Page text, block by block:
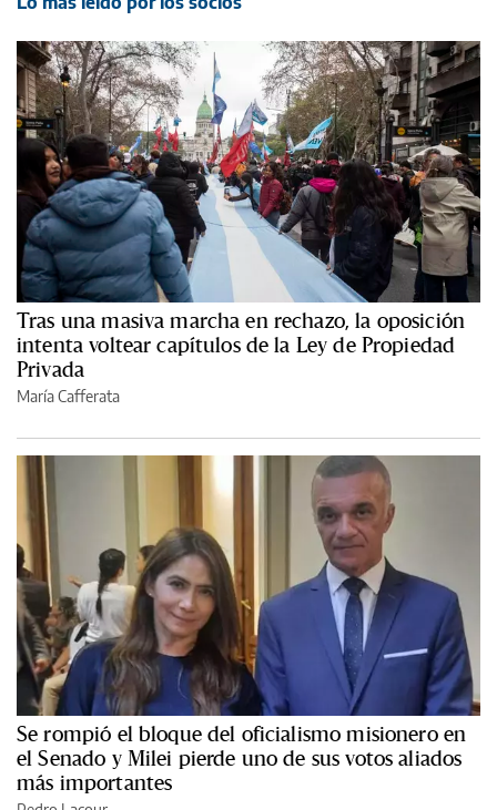
Tras una masiva marcha en rechazo, la oposición
intenta voltear capítulos de la Ley de Propiedad
Privada
María Cafferata
Se rompió el bloque del oficialismo misionero en
el Senado y Milei pierde uno de sus votos aliados
más importantes